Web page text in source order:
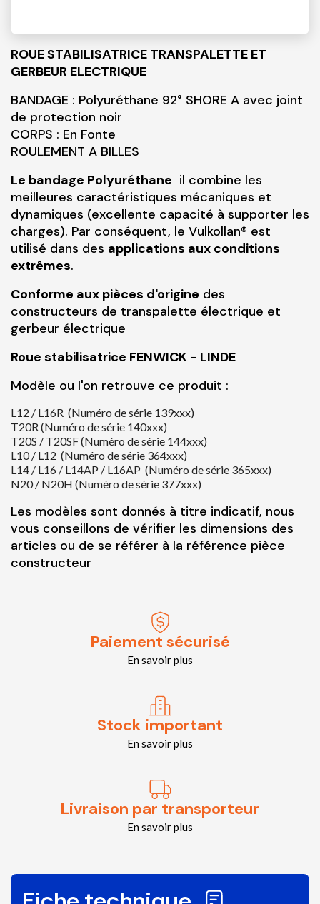
ROUE STABILISATRICE TRANSPALETTE ET
GERBEUR ELECTRIQUE
BANDAGE : Polyuréthane 92° SHORE A avec joint
de protection noir
CORPS : En Fonte
ROULEMENT A BILLES
Le bandage Polyuréthane il combine les
meilleures caractéristiques mécaniques et
dynamiques (excellente capacité à supporter les
charges). Par conséquent, le Vulkollan® est
utilisé dans des applications aux conditions
extrêmes.
Conforme aux pièces d'origine des
constructeurs de transpalette électrique et
gerbeur électrique
Roue stabilisatrice FENWICK - LINDE
Modèle ou l'on retrouve ce produit :
L12 / L16R (Numéro de série 139xxx)
T20R (Numéro de série 140xxx)
T20S / T20SF (Numéro de série 144xxx)
L10 / L12 (Numéro de série 364xxx)
L14 / L16 / L14AP / L16AP (Numéro de série 365xxx)
N20 / N20H (Numéro de série 377xxx)
Les modèles sont donnés à titre indicatif, nous
vous conseillons de vérifier les dimensions des
articles ou de se référer à la référence pièce
constructeur
Paiement sécurisé
En savoir plus
Stock important
En savoir plus
Livraison par transporteur
En savoir plus